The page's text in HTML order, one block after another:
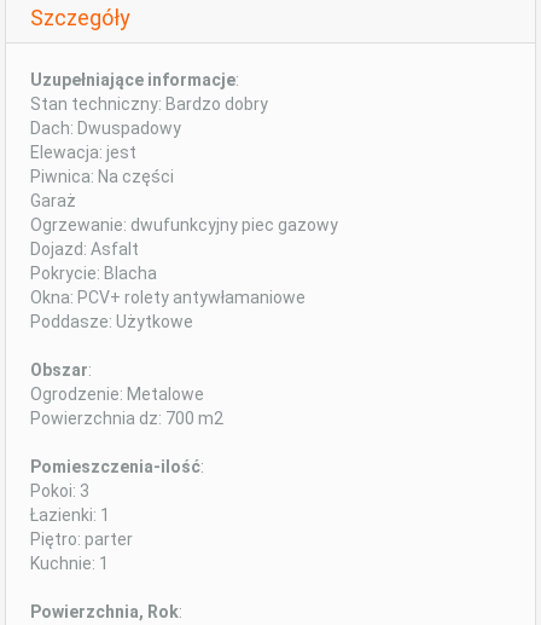
Szczegóły
Uzupełniające informacje:
Stan techniczny: Bardzo dobry
Dach: Dwuspadowy
Elewacja: jest
Piwnica: Na części
Garaż
Ogrzewanie: dwufunkcyjny piec gazowy
Dojazd: Asfalt
Pokrycie: Blacha
Okna: PCV+ rolety antywłamaniowe
Poddasze: Użytkowe
Obszar:
Ogrodzenie: Metalowe
Powierzchnia dz: 700 m2
Pomieszczenia-ilość:
Pokoi: 3
Łazienki: 1
Piętro: parter
Kuchnie: 1
Powierzchnia, Rok: